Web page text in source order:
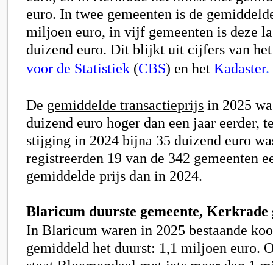
euro. In twee gemeenten is de
miljoen euro, in vijf gemeenten is deze
duizend euro. Dit blijkt uit cijfers van
voor de Statistiek (CBS) en het Kadaster.
De gemiddelde transactieprijs in 2025
duizend euro hoger dan een jaar eerder,
stijging in 2024 bijna 35 duizend euro
registreerden 19 van de 342 gemeenten
gemiddelde prijs dan in 2024.
Blaricum duurste gemeente, Kerkrade
In Blaricum waren in 2025 bestaande
gemiddeld het duurst: 1,1 miljoen euro.